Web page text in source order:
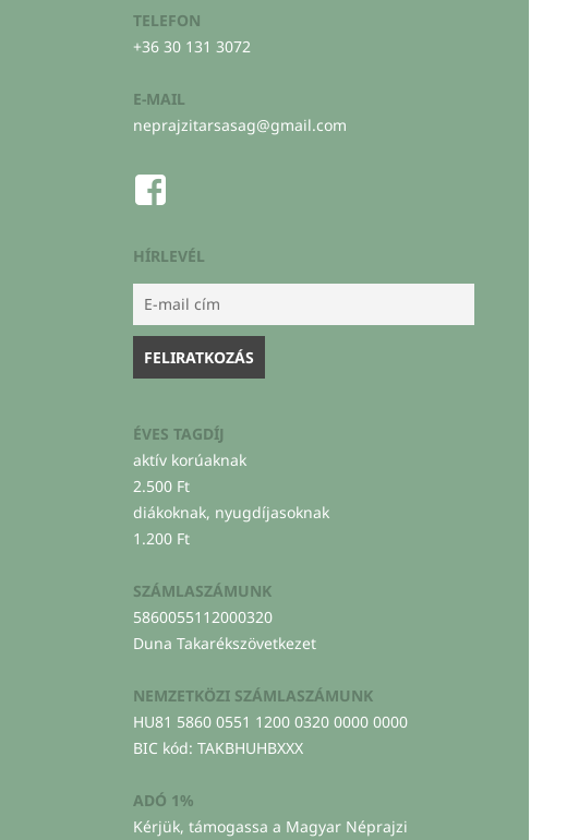
TELEFON
+36 30 131 3072
E-MAIL
neprajzitarsasag@gmail.com
HÍRLEVÉL
ÉVES TAGDÍJ
aktív korúaknak
2.500 Ft
diákoknak, nyugdíjasoknak
1.200 Ft
SZÁMLASZÁMUNK
5860055112000320
Duna Takarékszövetkezet
NEMZETKÖZI SZÁMLASZÁMUNK
HU81 5860 0551 1200 0320 0000 0000
BIC kód: TAKBHUHBXXX
ADÓ 1%
Kérjük, támogassa a Magyar Néprajzi